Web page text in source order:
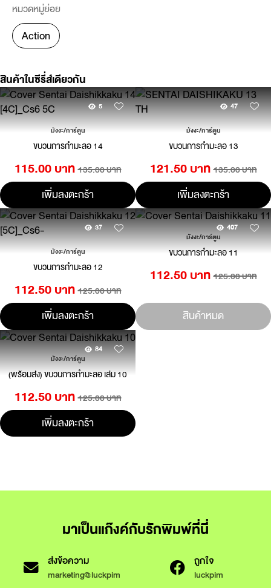
หมวดหมู่ย่อย
Action
สินค้าในซีรี่ส์เดียวกัน
5
มังงะ/การ์ตูน
ขบวนการกำมะลอ 14
115.00 บาท 135.00 บาท
เพิ่มลงตะกร้า
47
มังงะ/การ์ตูน
ขบวนการกำมะลอ 13
121.50 บาท 135.00 บาท
เพิ่มลงตะกร้า
37
มังงะ/การ์ตูน
ขบวนการกำมะลอ 12
112.50 บาท 125.00 บาท
เพิ่มลงตะกร้า
407
มังงะ/การ์ตูน
ขบวนการกำมะลอ 11
112.50 บาท 125.00 บาท
สินค้าหมด
84
มังงะ/การ์ตูน
(พร้อมส่ง) ขบวนการกำมะลอ เล่ม 10
112.50 บาท 125.00 บาท
เพิ่มลงตะกร้า
มาเป็นแก๊งค์กับรักพิมพ์ที่นี่
ส่งข้อความ
marketing@luckpim
ถูกใจ
luckpim